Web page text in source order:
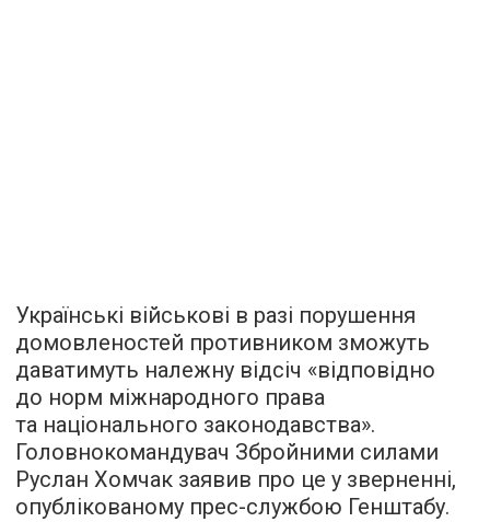
Українські військові в разі порушення
домовленостей противником зможуть
даватимуть належну відсіч «відповідно
до норм міжнародного права
та національного законодавства».
Головнокомандувач Збройними силами
Руслан Хомчак заявив про це у зверненні,
опублікованому прес-службою Генштабу.